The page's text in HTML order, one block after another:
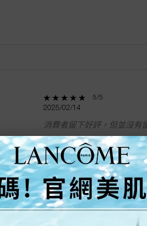
5 out of 5 stars.
5/5
2025/02/14
消費者留下好評，但並沒有
此留言是否實用?
是 -131 否 -122